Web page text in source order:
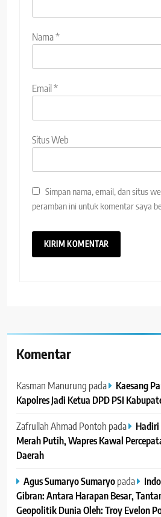
Nama*
Email*
Situs Web
Simpan nama, email, dan situs
peramban ini untuk komentar saya
Komentar
Kasman Manurung pada
Kaesang
Kapolres Jadi Ketua DPD PSI
Zafrullah Ahmad Pontoh pada
Hadiri
Merah Putih, Wapres Kawal
Daerah
Agus Sumaryo Sumaryopada
Gibran: Antara Harapan Besar,
Geopolitik Dunia Oleh: Troy Evelon